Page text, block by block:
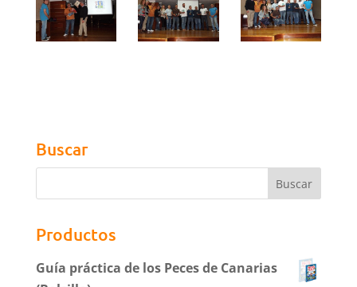
Buscar
Productos
Guía práctica de los Peces de Canarias